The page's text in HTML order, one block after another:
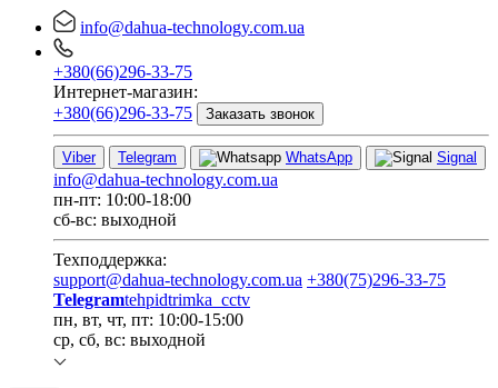
info@dahua-technology.com.ua
+380(66)296-33-75
Интернет-магазин:
+380(66)296-33-75
Заказать звонок
Viber Telegram WhatsApp Signal
info@dahua-technology.com.ua
пн-пт: 10:00-18:00
сб-вс: выходной
Техподдержка:
support@dahua-technology.com.ua +380(75)296-33-75
Telegramtehpidtrimka_cctv
пн, вт, чт, пт: 10:00-15:00
ср, сб, вс: выходной